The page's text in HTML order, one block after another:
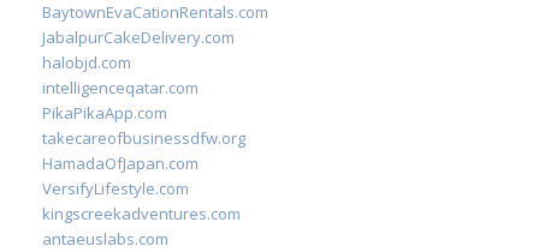
BaytownEvaCationRentals.com
JabalpurCakeDelivery.com
halobjd.com
intelligenceqatar.com
PikaPikaApp.com
takecareofbusinessdfw.org
HamadaOfJapan.com
VersifyLifestyle.com
kingscreekadventures.com
antaeuslabs.com